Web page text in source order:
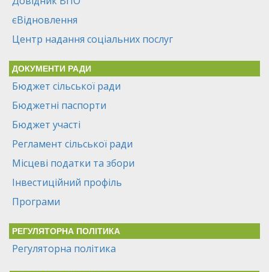
єВідновлення
Центр надання соціальних послуг
ДОКУМЕНТИ РАДИ
Бюджет сільської ради
Бюджетні паспорти
Бюджет участі
Регламент сільської ради
Місцеві податки та збори
Інвестиційний профіль
Програми
РЕГУЛЯТОРНА ПОЛІТИКА
Регуляторна політика